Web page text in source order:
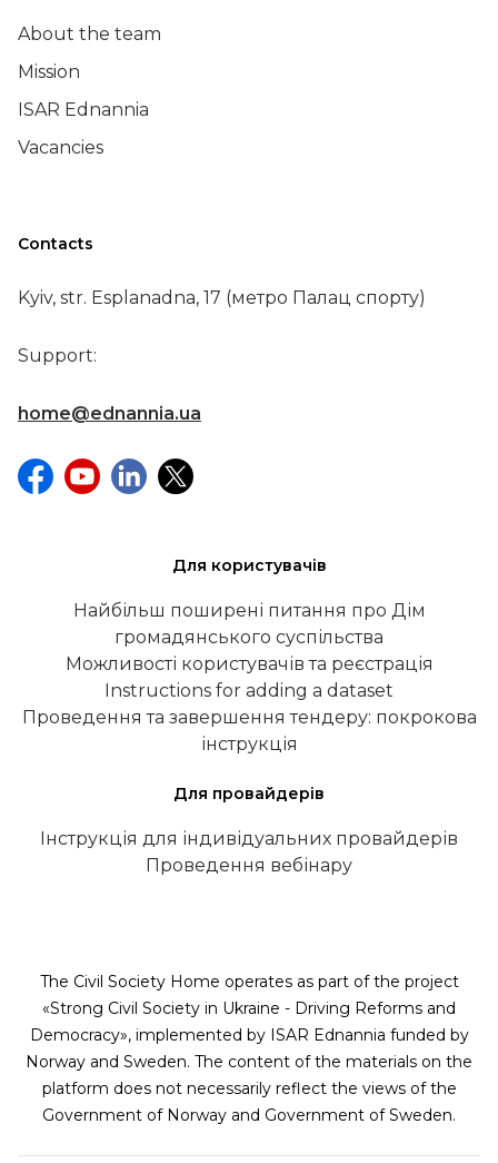
About the team
Mission
ISAR Ednannia
Vacancies
Contacts
Kyiv, str. Esplanadna, 17 (метро Палац спорту)
Support:
home@ednannia.ua
Для користувачів
Найбільш поширені питання про Дім
громадянського суспільства
Можливості користувачів та реєстрація
Instructions for adding a dataset
Проведення та завершення тендеру: покрокова
інструкція
Для провайдерів
Інструкція для індивідуальних провайдерів
Проведення вебінару
The Civil Society Home operates as part of the project
«Strong Civil Society in Ukraine - Driving Reforms and
Democracy», implemented by ISAR Ednannia funded by
Norway and Sweden. The content of the materials on the
platform does not necessarily reflect the views of the
Government of Norway and Government of Sweden.